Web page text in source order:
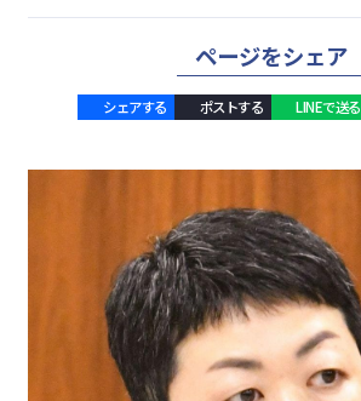
ページをシェア
シェアする ポストする LINEで送る